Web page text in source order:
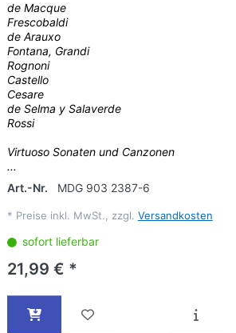
de Macque
Frescobaldi
de Arauxo
Fontana, Grandi
Rognoni
Castello
Cesare
de Selma y Salaverde
Rossi
Virtuoso Sonaten und Canzonen
...
Art.-Nr.
MDG 903 2387-6
* Preise inkl. MwSt., zzgl. Versandkosten
sofort lieferbar
21,99 € *